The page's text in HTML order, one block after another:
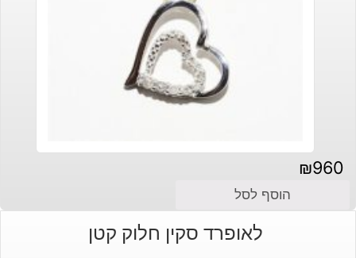
₪960
הוסף לסל
לאופרד סקין חלוק קטן